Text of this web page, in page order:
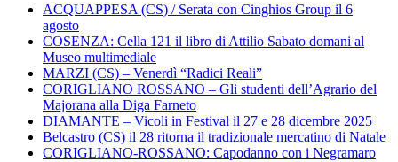
ACQUAPPESA (CS) / Serata con Cinghios Group il 6
agosto
COSENZA: Cella 121 il libro di Attilio Sabato domani al
Museo multimediale
MARZI (CS) – Venerdì “Radici Reali”
CORIGLIANO ROSSANO – Gli studenti dell’Agrario del
Majorana alla Diga Farneto
DIAMANTE – Vicoli in Festival il 27 e 28 dicembre 2025
Belcastro (CS) il 28 ritorna il tradizionale mercatino di Natale
CORIGLIANO-ROSSANO: Capodanno con i Negramaro